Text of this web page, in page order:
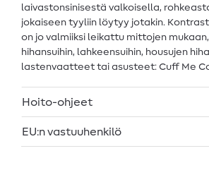
laivastonsinisestä valkoisella,
jokaiseen tyyliin löytyy jotakin.
on jo valmiiksi leikattu mittojen
hihansuihin, lahkeensuihin, housujen
lastenvaatteet tai asusteet: Cuff Me
Hoito-ohjeet
EU:n vastuuhenkilö